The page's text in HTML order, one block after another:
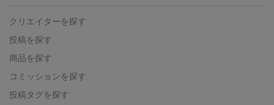
クリエイターを探す
投稿を探す
商品を探す
コミッションを探す
投稿タグを探す